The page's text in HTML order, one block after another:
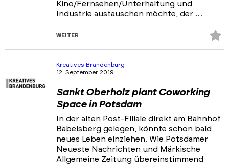
Kino/Fernsehen/Unterhaltung und
Industrie austauschen möchte, der …
WEITER
Kreatives Brandenburg
12. September 2019
Sankt Oberholz plant Coworking
Space in Potsdam
In der alten Post-Filiale direkt am Bahnhof
Babelsberg gelegen, könnte schon bald
neues Leben einziehen. Wie Potsdamer
Neueste Nachrichten und Märkische
Allgemeine Zeitung übereinstimmend